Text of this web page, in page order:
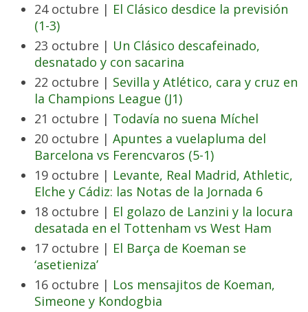
24 octubre | El Clásico desdice la previsión
(1-3)
23 octubre | Un Clásico descafeinado,
desnatado y con sacarina
22 octubre | Sevilla y Atlético, cara y cruz en
la Champions League (J1)
21 octubre | Todavía no suena Míchel
20 octubre | Apuntes a vuelapluma del
Barcelona vs Ferencvaros (5-1)
19 octubre | Levante, Real Madrid, Athletic,
Elche y Cádiz: las Notas de la Jornada 6
18 octubre | El golazo de Lanzini y la locura
desatada en el Tottenham vs West Ham
17 octubre | El Barça de Koeman se
‘asetieniza’
16 octubre | Los mensajitos de Koeman,
Simeone y Kondogbia